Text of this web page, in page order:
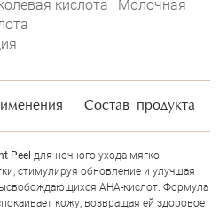
кислота , Молочная
Состав продукта
Peel для ночного ухода мягко
стимулируя обновление и улучшая
AHA-кислот. Формула
кожу, возвращая ей здоровое